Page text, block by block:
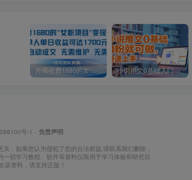
外面收费1680的女粉项目变现，单人单日收益可达1.7k，全自动成交无需维护 小说推文0基础入门教程，0粉就可做，快速上手
号-1 · 负责声明
，如果您认为侵犯了您的合法权益,请联系我们删除，
切学习教程、软件等资料仅限用于学习体验和研究目
该资料，请支持正版！